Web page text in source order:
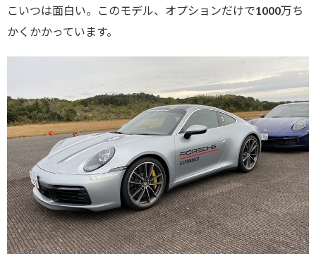
こいつは面白い。このモデル、オプションだけで1000万ち
かくかかっています。